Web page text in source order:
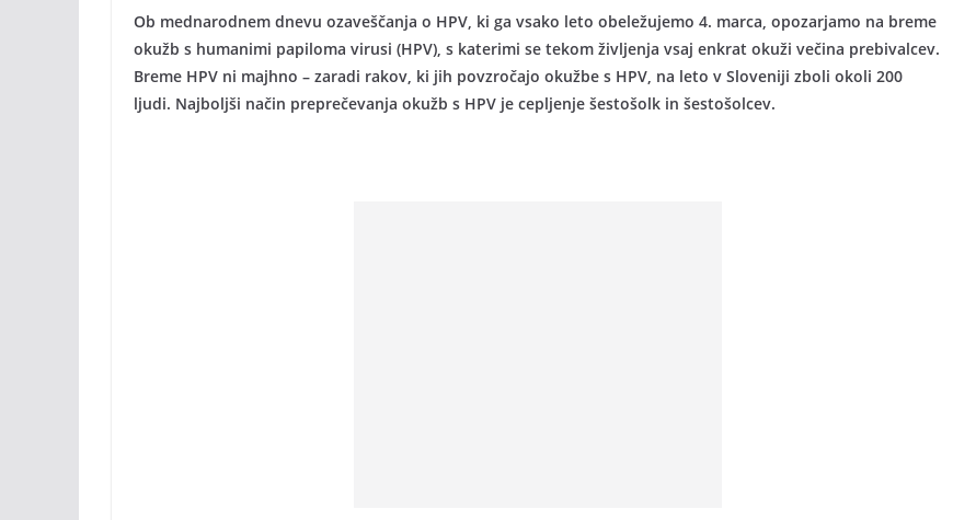
Ob mednarodnem dnevu ozaveščanja o HPV, ki ga vsako leto obeležujemo 4. marca, opozarjamo na breme
okužb s humanimi papiloma virusi (HPV), s katerimi se tekom življenja vsaj enkrat okuži večina prebivalcev.
Breme HPV ni majhno – zaradi rakov, ki jih povzročajo okužbe s HPV, na leto v Sloveniji zboli okoli 200
ljudi. Najboljši način preprečevanja okužb s HPV je cepljenje šestošolk in šestošolcev.